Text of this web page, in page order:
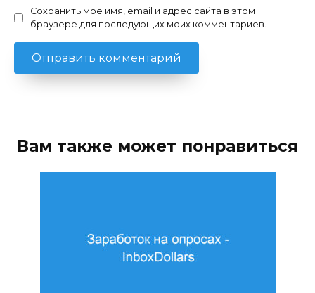
Сохранить моё имя, email и адрес сайта в этом
браузере для последующих моих комментариев.
Вам также может понравиться